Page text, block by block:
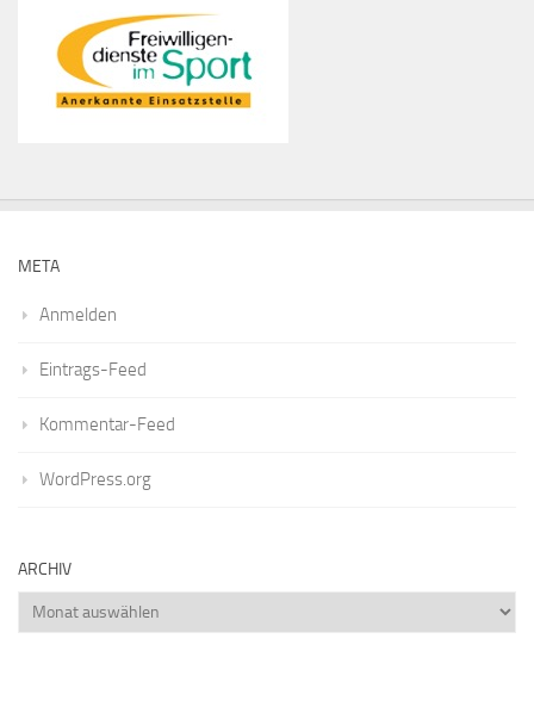
META
Anmelden
Eintrags-Feed
Kommentar-Feed
WordPress.org
ARCHIV
Archiv